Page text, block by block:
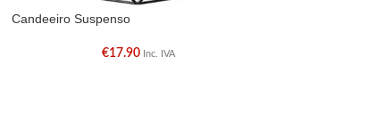
Candeeiro Suspenso
€17.90 Inc. IVA